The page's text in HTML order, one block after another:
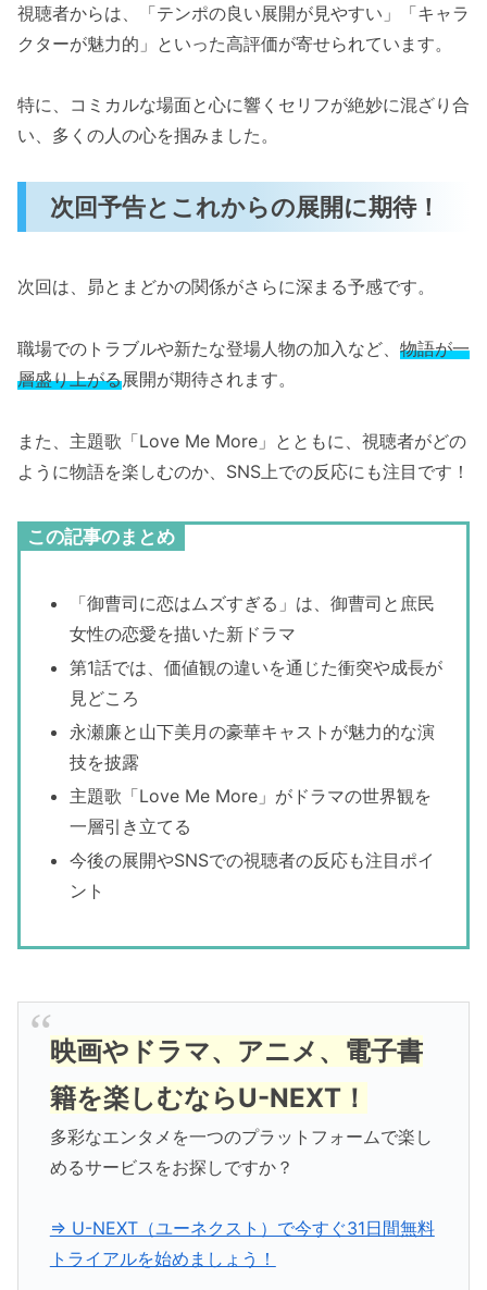
視聴者からは、「テンポの良い展開が見やすい」「キャラ
クターが魅力的」といった高評価が寄せられています。
特に、コミカルな場面と心に響くセリフが絶妙に混ざり合
い、多くの人の心を掴みました。
次回予告とこれからの展開に期待！
次回は、昴とまどかの関係がさらに深まる予感です。
職場でのトラブルや新たな登場人物の加入など、 物語が一
層盛り上がる展開が期待されます。
また、主題歌「Love Me More」とともに、視聴者がどの
ように物語を楽しむのか、SNS上での反応にも注目です！
この記事のまとめ
「御曹司に恋はムズすぎる」は、御曹司と庶民
女性の恋愛を描いた新ドラマ
第1話では、価値観の違いを通じた衝突や成長が
見どころ
永瀬廉と山下美月の豪華キャストが魅力的な演
技を披露
主題歌「Love Me More」がドラマの世界観を
一層引き立てる
今後の展開やSNSでの視聴者の反応も注目ポイ
ント
映画やドラマ、アニメ、電子書
籍を楽しむならU-NEXT！
多彩なエンタメを一つのプラットフォームで楽し
めるサービスをお探しですか？
⇒ U-NEXT（ユーネクスト）で今すぐ31日間無料
トライアルを始めましょう！